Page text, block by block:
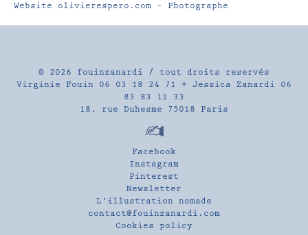
Website olivierespero.com – Photographe
© 2026 fouinzanardi / tout droits reservés
Virginie Fouin 06 03 18 24 71 + Jessica Zanardi 06
83 83 11 33
18, rue Duhesme 75018 Paris
Facebook
Instagram
Pinterest
Newsletter
L’illustration nomade
contact@fouinzanardi.com
Cookies policy